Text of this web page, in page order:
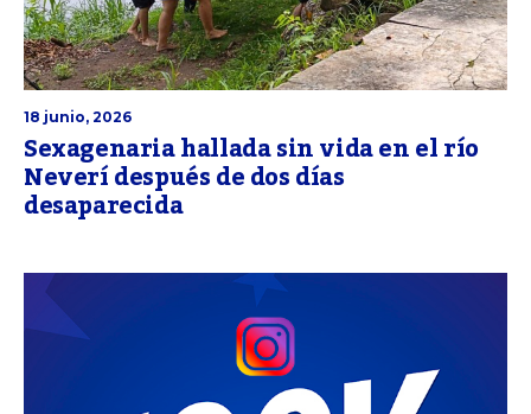
18 junio, 2026
Sexagenaria hallada sin vida en el río
Neverí después de dos días
desaparecida